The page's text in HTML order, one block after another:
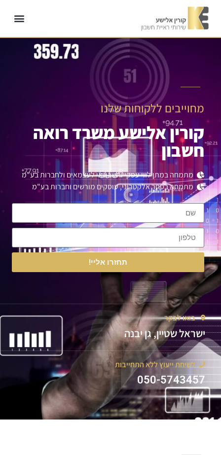
מחוייבים ללקוחות שלנו
קורין אלישע משרד רואה
חשבון
מתמחה במתן לווי עסקי וחשבונאי לעצמאים ולחברות בע"מ
מתמחה בסחר אלקטרוני, עוסקים מורשים וחברות בע"מ
תחזרו אליי!
בואו לבקר
ישראל שטיין, גן יבנה
לשיחת ייעוץ ללא התחייבות
050-5743457